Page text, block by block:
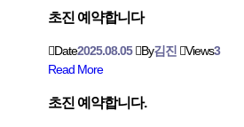
초진 예약합니다
Date2025.08.05 By김진 Views3
Read More
초진 예약합니다.